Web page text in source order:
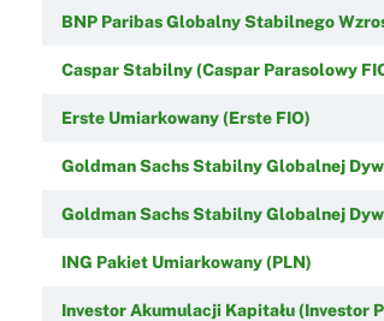
BNP Paribas Globalny Stabilnego
Caspar Stabilny (Caspar Parasolowy
Erste Umiarkowany (Erste FIO)
Goldman Sachs Stabilny Globalnej
Goldman Sachs Stabilny Globalnej
ING Pakiet Umiarkowany (PLN)
Investor Akumulacji Kapitału (Investor